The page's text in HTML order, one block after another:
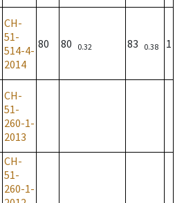
CH-
51-
514-4-
2014
80 80 0.32 83 0.38 1
CH-
51-
260-1-
2013
CH-
51-
260-1-